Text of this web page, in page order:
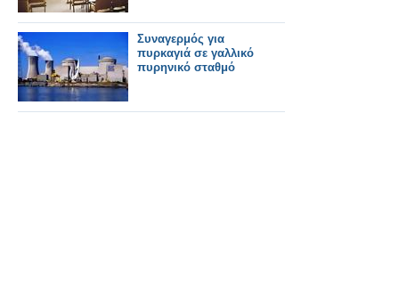
Συναγερμός για
πυρκαγιά σε γαλλικό
πυρηνικό σταθμό